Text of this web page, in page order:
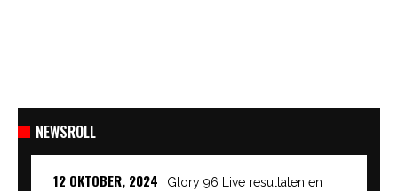
NEWSROLL
12 OKTOBER, 2024
Glory 96 Live resultaten en